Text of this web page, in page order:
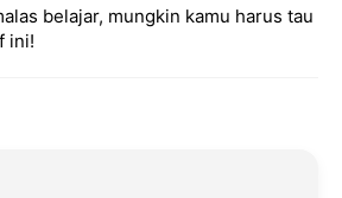
belajar, mungkin kamu harus tau
ini!